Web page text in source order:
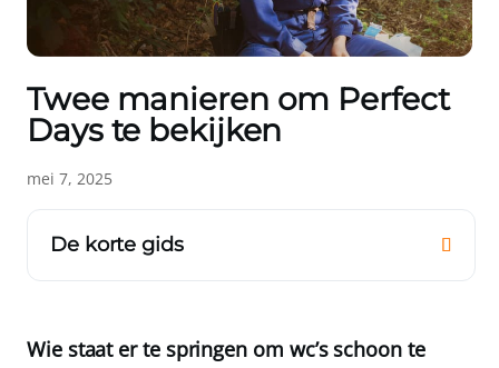
Twee manieren om Perfect
Days te bekijken
mei 7, 2025
De korte gids
Wie staat er te springen om wc’s schoon te